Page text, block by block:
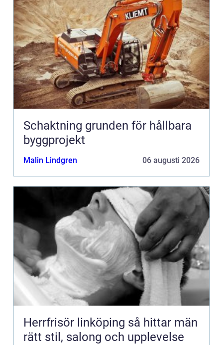
Schaktning grunden för hållbara
byggprojekt
Malin Lindgren 06 augusti 2026
Herrfrisör linköping så hittar män
rätt stil, salong och upplevelse